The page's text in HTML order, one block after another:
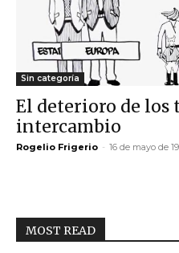
Sin categoría
El deterioro de los
intercambio
Rogelio Frigerio - 16 de mayo de
MOST READ